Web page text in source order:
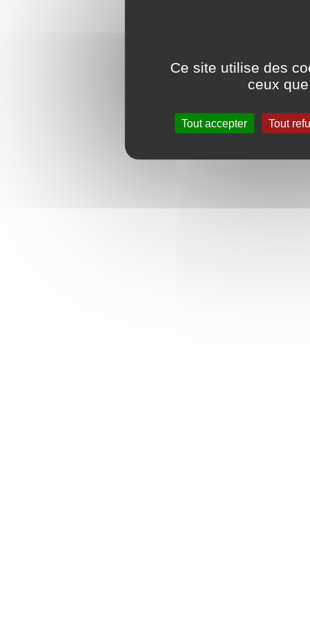
Ce site utilise des
ceux
Tout accepter Tout